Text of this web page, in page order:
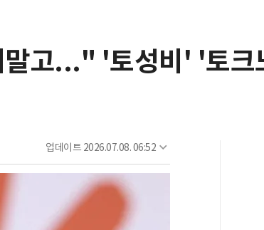
고..." '토성비' '토크
업데이트 2026.07.08. 06:52